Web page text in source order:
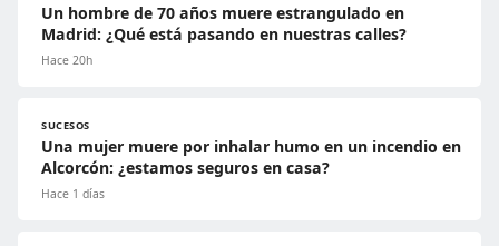
Un hombre de 70 años muere estrangulado en
Madrid: ¿Qué está pasando en nuestras calles?
Hace 20h
SUCESOS
Una mujer muere por inhalar humo en un incendio en
Alcorcón: ¿estamos seguros en casa?
Hace 1 días